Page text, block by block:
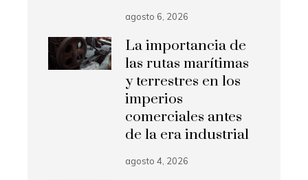
agosto 6, 2026
La importancia de
las rutas marítimas
y terrestres en los
imperios
comerciales antes
de la era industrial
agosto 4, 2026